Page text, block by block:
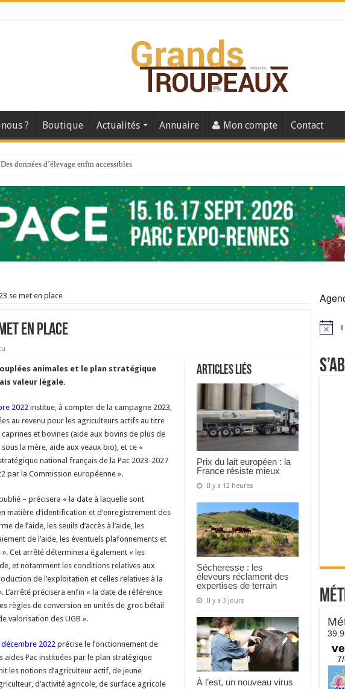
? Boutique Actualités Annuaire Mon compte Contact
Des données d’élevage enfin accessibles
Au sommaire du premier numéro de 2025
Au sommaire de GTM 110
Aidez-nous à améliorer la santé de vos veaux !
Au sommaire de GTM 91
Sécheresse : les éleveurs réclament des expertises de terrain
se met en place
en place
Articles liés
Prix du lait européen : la
France résiste mieux
Il y a 12 heures
Sécheresse : les
éleveurs réclament des
expertises de terrain
Il y a 3 jours
À l’est, un nouveau virus
animales et le plan stratégique
valeur légale.
2022 institue, à compter de la campagne 2023,
au revenu pour les agriculteurs actifs au titre
et bovines (aide aux bovins de plus de
la mère, aide aux veaux bio), et ce «
national français de la Pac 2023-2027
par la Commission européenne ».
– précisera « la date à laquelle sont
matière d’identification et d’enregistrement des
de l’aide, les seuils d’accès à l’aide, les
de l’aide, les éventuels plafonnements et
Cet arrêté déterminera également « les
et notamment les conditions relatives aux
de l’exploitation et celles relatives à la
L’arrêté précisera enfin « la date de référence
règles de conversion en unités de gros bétail
valorisation des UGB ».
2022 précise le fonctionnement de
aides Pac instituées par le plan stratégique
les notions d’agriculteur actif, de jeune
d’activité agricole, de surface agricole
Notice